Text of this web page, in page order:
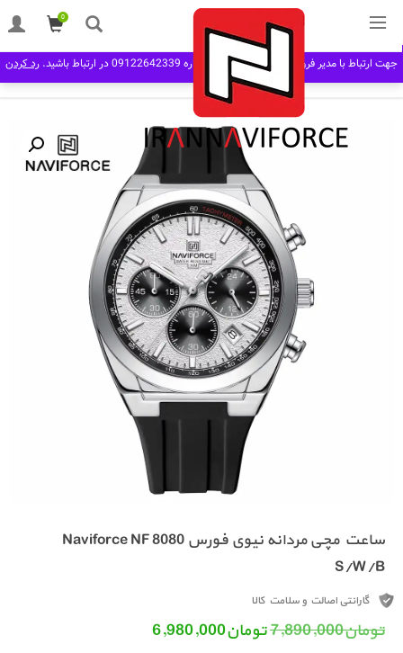
0
خانه مردانه man بند پلاستیکی
ساعت مچی مردانه نیوی فورس Naviforce NF
8080 S/W/B
ساعت مچی مردانه نیوی فورس Naviforce NF 8080
S/W/B
گارانتی اصالت و سلامت کالا
تومان7,890,000قیمت اصلی: تومان7,890,000 بود.
تومان6,980,000قیمت فعلی: تومان6,980,000.
جهت ارتباط با مدیر فروش در نرم افزار بله به شماره 09122642339 در ارتباط باشید. رد کردن